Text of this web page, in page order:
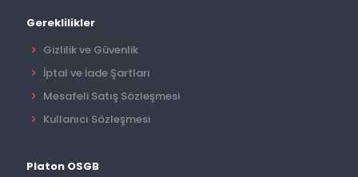
Gereklilikler
Gizlilik ve Güvenlik
İptal ve İade Şartları
Mesafeli Satış Sözleşmesi
Kullanıcı Sözleşmesi
Platon OSGB